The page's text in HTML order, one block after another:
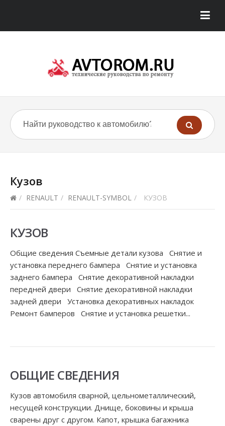
Кузов
/ RENAULT / RENAULT-SYMBOL / КУЗОВ
КУЗОВ
Общие сведения Съемные детали кузова Снятие и
установка переднего бампера Снятие и установка
заднего бампера Снятие декоративной накладки
передней двери Снятие декоративной накладки
задней двери Установка декоративных накладок
Ремонт бамперов Снятие и установка решетки...
ОБЩИЕ СВЕДЕНИЯ
Кузов автомобиля сварной, цельнометаллический,
несущей конструкции. Днище, боковины и крыша
сварены друг с другом. Капот, крышка багажника